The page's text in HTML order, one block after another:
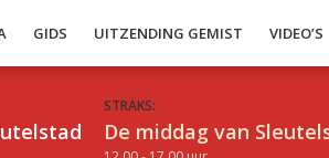
GIDS UITZENDING GEMIST VIDEO’S
STRAKS:
De middag van